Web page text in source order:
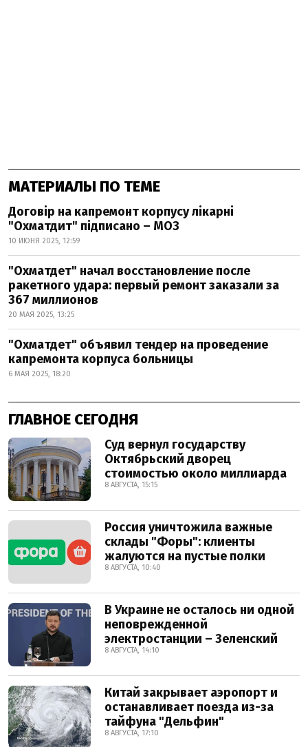
МАТЕРИАЛЫ ПО ТЕМЕ
Договір на капремонт корпусу лікарні
"Охматдит" підписано – МОЗ
10 ИЮНЯ 2025, 12:59
"Охматдет" начал восстановление после
ракетного удара: первый ремонт заказали за
367 миллионов
20 МАЯ 2025, 13:25
"Охматдет" объявил тендер на проведение
капремонта корпуса больницы
6 МАЯ 2025, 18:20
ГЛАВНОЕ СЕГОДНЯ
Суд вернул государству
Октябрьский дворец
стоимостью около миллиарда
8 АВГУСТА, 15:15
Россия уничтожила важные
склады "Форы": клиенты
жалуются на пустые полки
8 АВГУСТА, 10:40
В Украине не осталось ни одной
неповрежденной
электростанции – Зеленский
8 АВГУСТА, 14:10
Китай закрывает аэропорт и
останавливает поезда из-за
тайфуна "Дельфин"
8 АВГУСТА, 17:10